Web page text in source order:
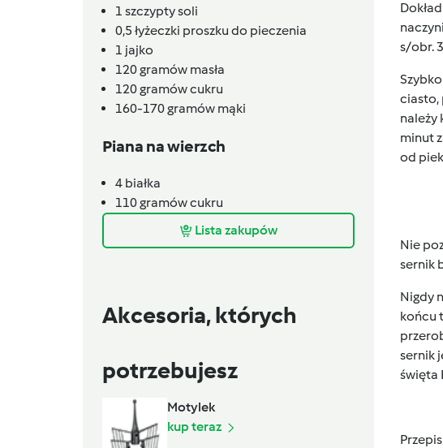
1 szczyptysoli
0,5 łyżeczki proszku do pieczenia
1 jajko
120gramów masła
120gramówcukru
160-170gramów mąki
Piana na wierzch
4 białka
110gramówcukru
Lista zakupów
Akcesoria, których
potrzebujesz
Motylek
kup teraz
s/obr.
ciasto,
należy
minut
od
Nie
sernik
Nigdy
końcu
sernik
święta